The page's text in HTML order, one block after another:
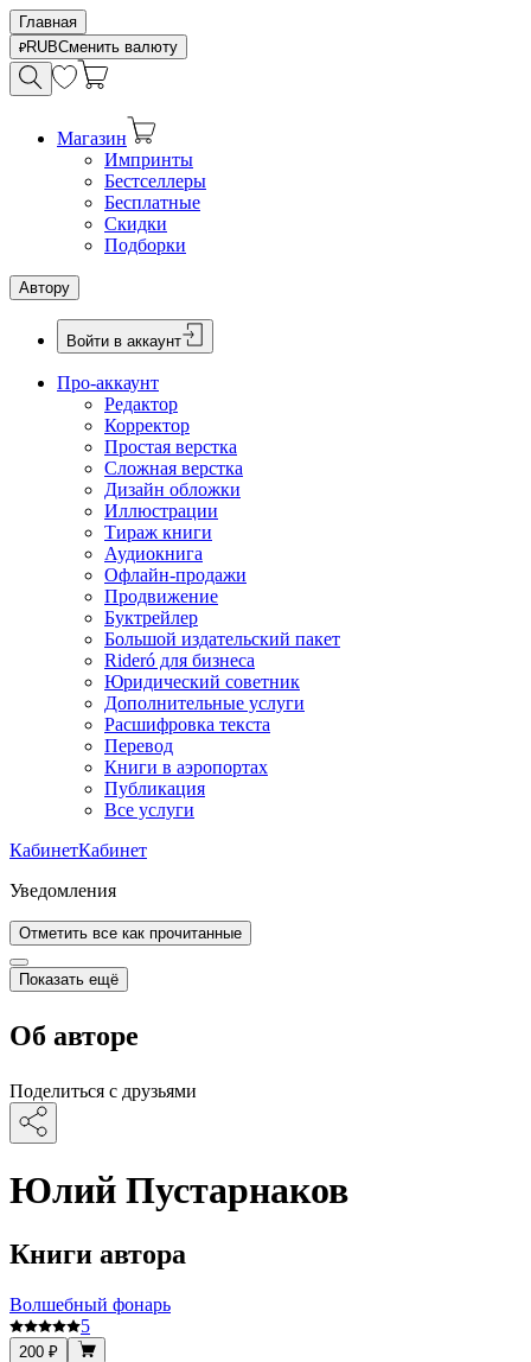
Главная
RUBСменить валюту
Магазин
Импринты
Бестселлеры
Бесплатные
Скидки
Подборки
Автору
Войти в аккаунт
Про-аккаунт
Редактор
Корректор
Простая верстка
Сложная верстка
Дизайн обложки
Иллюстрации
Тираж книги
Аудиокнига
Офлайн-продажи
Продвижение
Буктрейлер
Большой издательский пакет
Rideró для бизнеса
Юридический советник
Дополнительные услуги
Расшифровка текста
Перевод
Книги в аэропортах
Публикация
Все услуги
КабинетКабинет
Уведомления
Отметить все как прочитанные
Показать ещё
Об авторе
Поделиться с друзьями
Юлий Пустарнаков
Книги автора
Волшебный фонарь
5
200 ₽